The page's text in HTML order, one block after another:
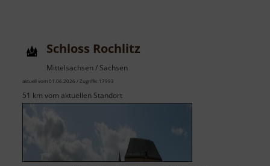
Archäologie
Schloss Rochlitz
Mittelsachsen / Sachsen
aktuell vom 01.06.2026 / Zugriffe: 17993
51 km vom aktuellen Standort